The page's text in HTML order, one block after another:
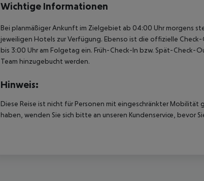
Wichtige Informationen
Bei planmäßiger Ankunft im Zielgebiet ab 04:00 Uhr morgens
jeweiligen Hotels zur Verfügung. Ebenso ist die offizielle
bis 3:00 Uhr am Folgetag ein. Früh-Check-In bzw. Spät-Check-
Team hinzugebucht werden.
Hinweis:
Diese Reise ist nicht für Personen mit eingeschränkter
haben, wenden Sie sich bitte an unseren Kundenservice, bevor